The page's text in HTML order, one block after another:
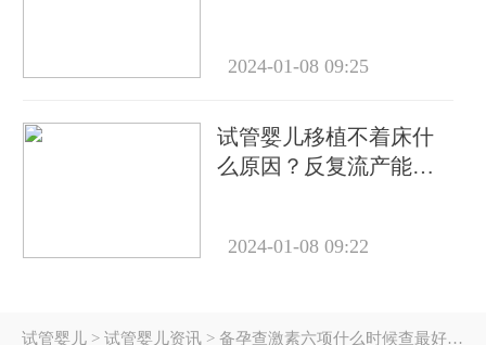
2024-01-08 09:25
试管婴儿移植不着床什
么原因？反复流产能做
2024-01-08 09:22
试管婴儿 > 试管婴儿资讯 > 备孕查激素六项什么时候查最好？最佳时间详解